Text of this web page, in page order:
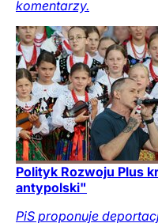
komentarzy.
Polityk Rozwoju Plus
antypolski"
PiS proponuje